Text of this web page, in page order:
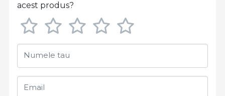
acest produs?
Numele tau
Email